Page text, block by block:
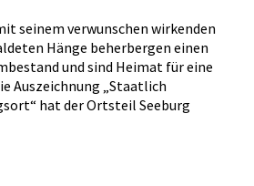
seinem verwunschen wirkenden
Hänge beherbergen einen
und sind Heimat für eine
Auszeichnung „Staatlich
hat der Ortsteil Seeburg